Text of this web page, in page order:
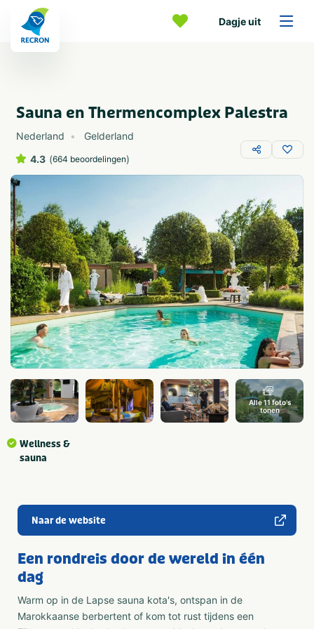
Dagje uit
Sauna en Thermencomplex Palestra
Nederland
Gelderland
4.3 (664 beoordelingen)
Alle 11 foto's
tonen
Wellness &
sauna
Naar de website
Een rondreis door de wereld in één
dag
Warm op in de Lapse sauna kota's, ontspan in de
Marokkaanse berbertent of kom tot rust tijdens een